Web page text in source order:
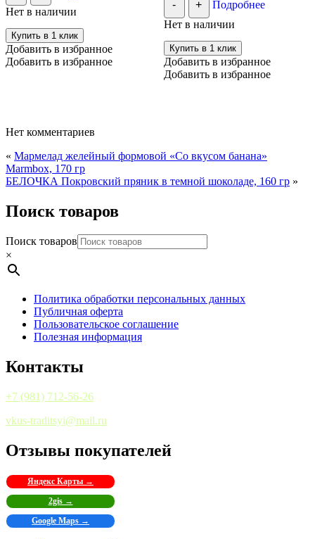
Нет в наличии
Купить в 1 клик
Добавить в избранное
Добавить в избранное
- +
Подробнее
Нет в наличии
Купить в 1 клик
Добавить в избранное
Добавить в избранное
Нет комментариев
« Мармелад желейный формовой «Со вкусом банана»
Marmbox, 170 гр
БЕЛОЧКА Покровский пряник в темной шоколаде, 160 гр »
Поиск товаров
Поиск товаров
×
Политика обработки персональных данных
Публичная оферта
Пользовательское соглашение
Полезная информация
Контакты
+7 (981) 712-56-26
vkus-traditsyi@mail.ru
Отзывы покупателей
Яндекс Карты →
2gis →
Google Maps →